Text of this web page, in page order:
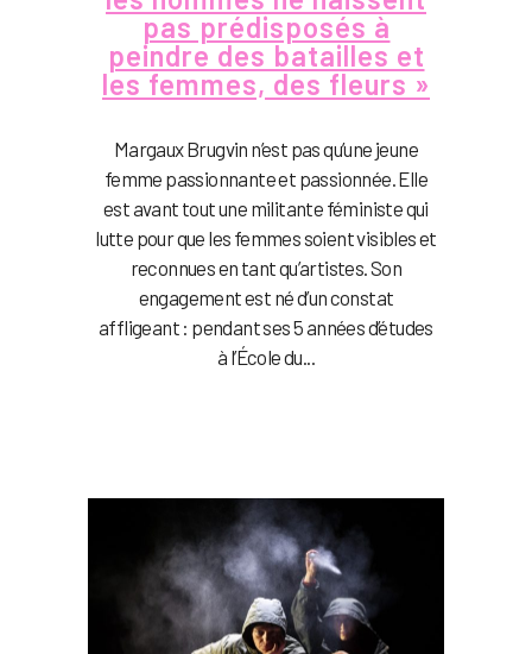
pas prédisposés à
peindre des batailles et
les femmes, des fleurs »
Margaux Brugvin n’est pas qu’une jeune
femme passionnante et passionnée. Elle
est avant tout une militante féministe qui
lutte pour que les femmes soient visibles et
reconnues en tant qu’artistes. Son
engagement est né d’un constat
affligeant : pendant ses 5 années d’études
à l’École du...